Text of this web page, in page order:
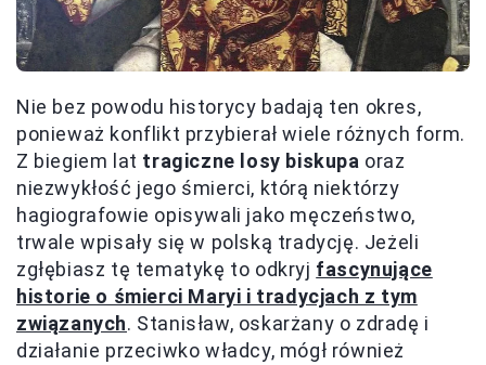
Nie bez powodu historycy badają ten okres,
ponieważ konflikt przybierał wiele różnych form.
Z biegiem lat tragiczne losy biskupa oraz
niezwykłość jego śmierci, którą niektórzy
hagiografowie opisywali jako męczeństwo,
trwale wpisały się w polską tradycję. Jeżeli
zgłębiasz tę tematykę to odkryj fascynujące
historie o śmierci Maryi i tradycjach z tym
związanych. Stanisław, oskarżany o zdradę i
działanie przeciwko władcy, mógł również